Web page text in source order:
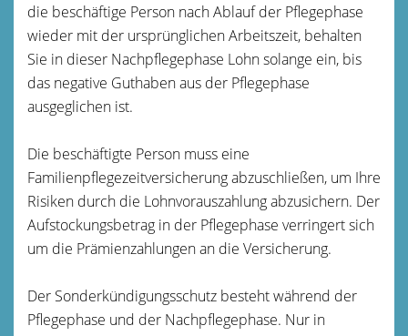
die beschäftige Person nach Ablauf der Pflegephase
wieder mit der ursprünglichen Arbeitszeit, behalten
Sie in dieser Nachpflegephase Lohn solange ein, bis
das negative Guthaben aus der Pflegephase
ausgeglichen ist.
Die beschäftigte Person muss eine
Familienpflegezeitversicherung abzuschließen, um Ihre
Risiken durch die Lohnvorauszahlung abzusichern. Der
Aufstockungsbetrag in der Pflegephase verringert sich
um die Prämienzahlungen an die Versicherung.
Der Sonderkündigungsschutz besteht während der
Pflegephase und der Nachpflegephase. Nur in